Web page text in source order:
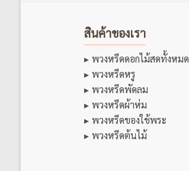
สินค้าของเรา
พวงหรีดดอกไม้สดทั้งหมด
พวงหรีดหรู
พวงหรีดพัดลม
พวงหรีดผ้าห่ม
พวงหรีดของใช้พระ
พวงหรีดต้นไม้